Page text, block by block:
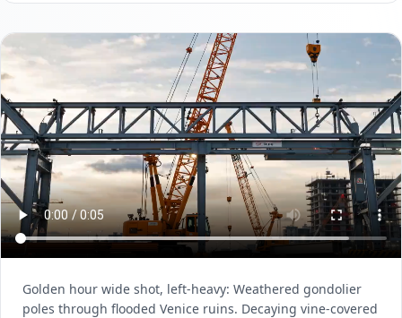
Golden hour wide shot, left-heavy: Weathered gondolier
poles through flooded Venice ruins. Decaying vine-covered